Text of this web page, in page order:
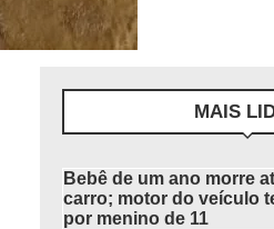
MAIS
Bebê de um ano morre
carro; motor do veículo
por menino de 11